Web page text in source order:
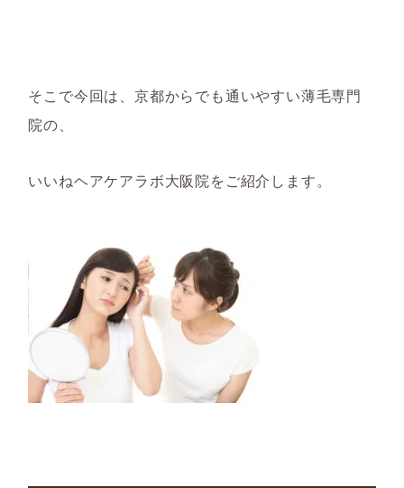
そこで今回は、京都からでも通いやすい薄毛専門
院の、
いいねヘアケアラボ大阪院をご紹介します。